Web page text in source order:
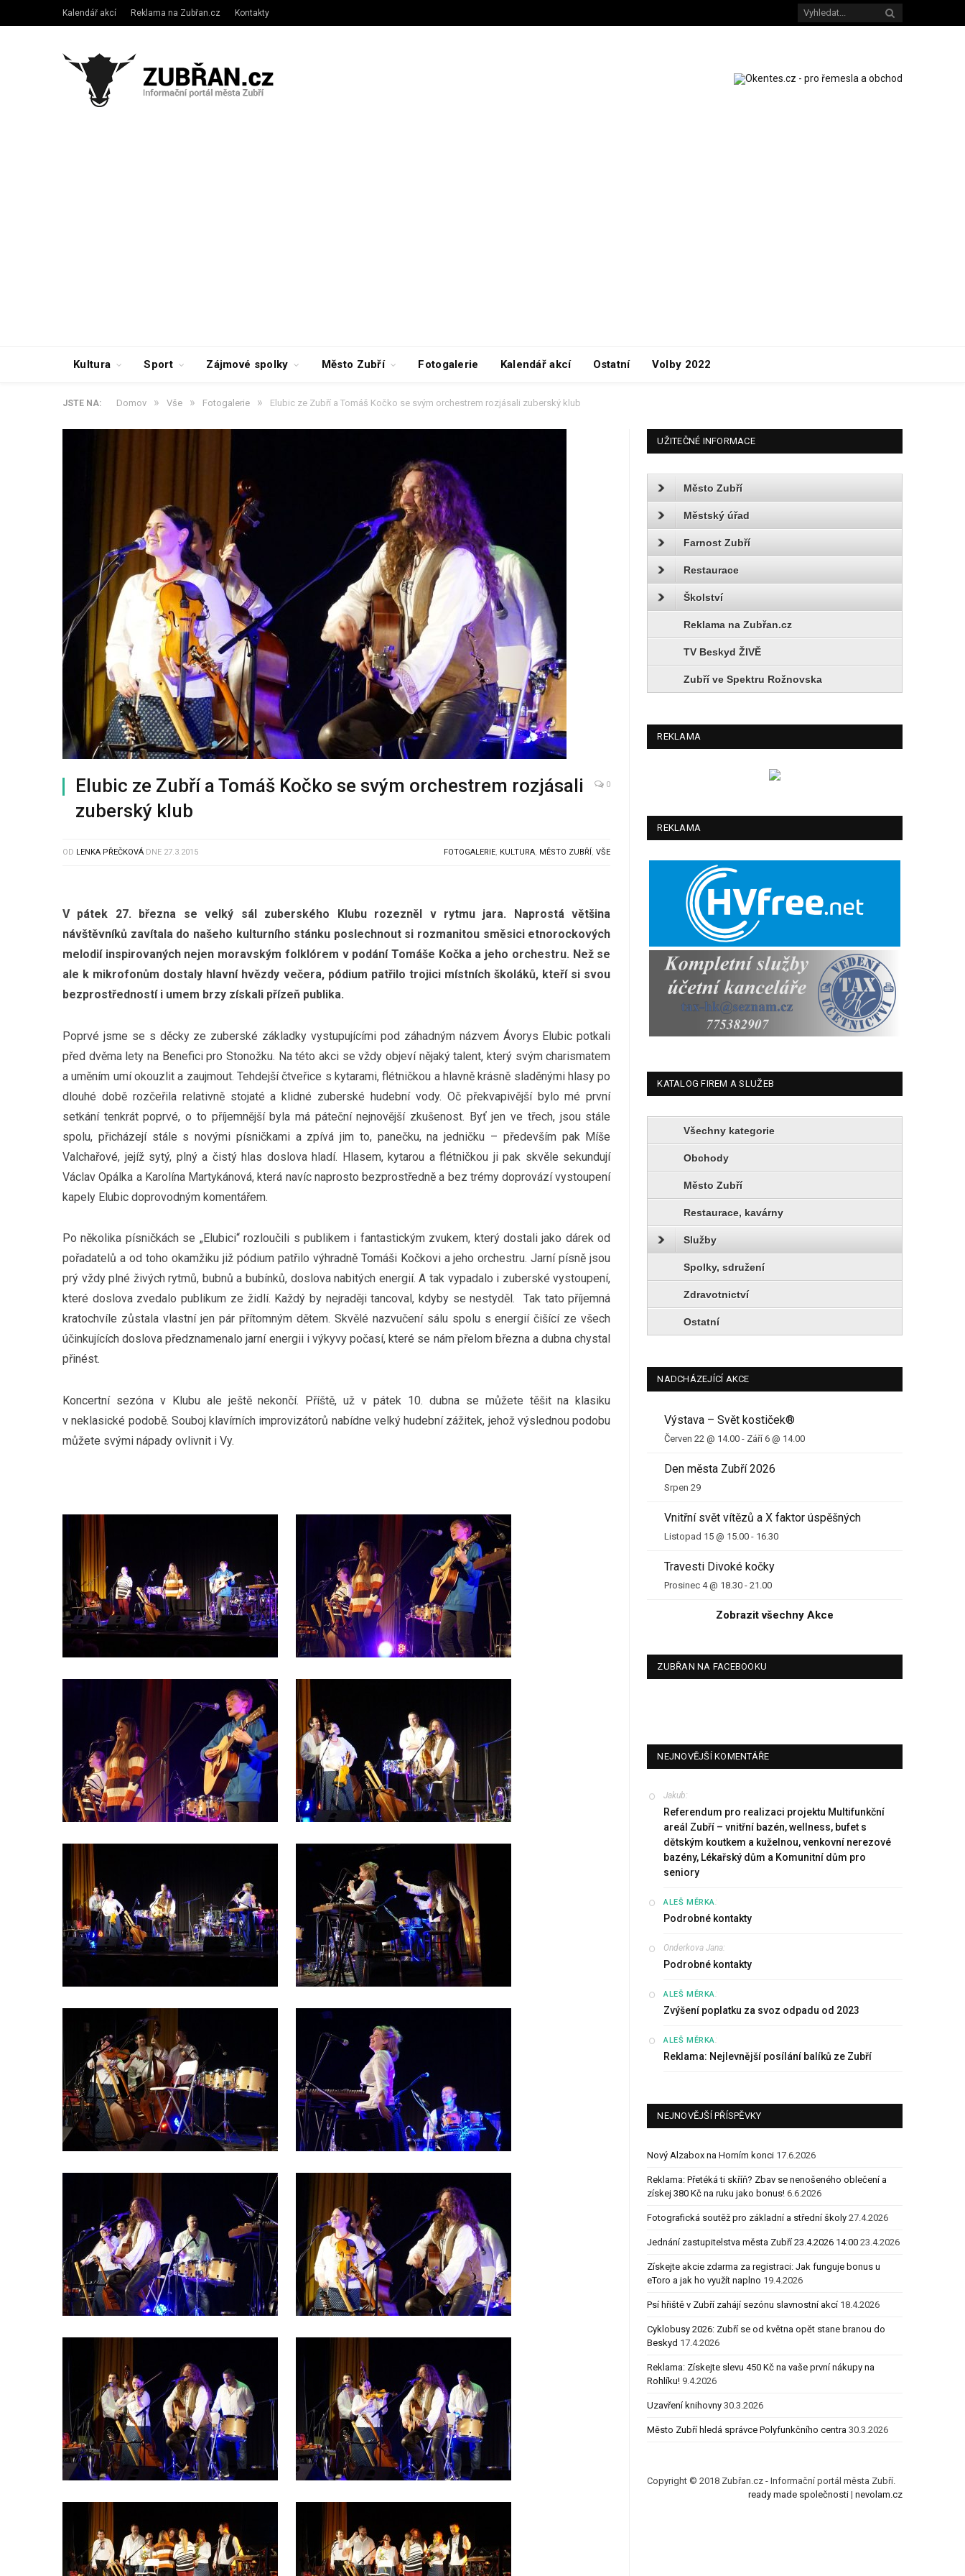
Kalendář akcí Reklama na Zubřan.cz Kontakty
Kultura Sport Zájmové spolky Město Zubří Fotogalerie Kalendář akcí Ostatní Volby 2022
JSTE NA: Domov » Vše » Fotogalerie » Elubic ze Zubří a Tomáš Kočko se svým orchestrem rozjásali zuberský klub
Elubic ze Zubří a Tomáš Kočko se svým orchestrem rozjásali
zuberský klub
0
OD LENKA PŘEČKOVÁ DNE 27.3.2015 FOTOGALERIE, KULTURA, MĚSTO ZUBŘÍ,VŠE
V pátek 27. března se velký sál zuberského Klubu rozezněl v rytmu jara. Naprostá většina
návštěvníků zavítala do našeho kulturního stánku poslechnout si rozmanitou směsici etnorockových
melodií inspirovaných nejen moravským folklórem v podání Tomáše Kočka a jeho orchestru. Než se
ale k mikrofonům dostaly hlavní hvězdy večera, pódium patřilo trojici místních školáků, kteří si svou
bezprostředností i umem brzy získali přízeň publika.
Poprvé jsme se s děcky ze zuberské základky vystupujícími pod záhadným názvem Ávorys Elubic potkali
před dvěma lety na Benefici pro Stonožku. Na této akci se vždy objeví nějaký talent, který svým charismatem
a uměním umí okouzlit a zaujmout. Tehdejší čtveřice s kytarami, flétničkou a hlavně krásně sladěnými hlasy po
dlouhé době rozčeřila relativně stojaté a klidné zuberské hudební vody. Oč překvapivější bylo mé první
setkání tenkrát poprvé, o to příjemnější byla má páteční nejnovější zkušenost. Byť jen ve třech, jsou stále
spolu, přicházejí stále s novými písničkami a zpívá jim to, panečku, na jedničku – především pak Míše
Valchařové, jejíž sytý, plný a čistý hlas doslova hladí. Hlasem, kytarou a flétničkou ji pak skvěle sekundují
Václav Opálka a Karolína Martykánová, která navíc naprosto bezprostředně a bez trémy doprovází vystoupení
kapely Elubic doprovodným komentářem.
Po několika písničkách se „Elubici“ rozloučili s publikem i fantastickým zvukem, který dostali jako dárek od
pořadatelů a od toho okamžiku již pódium patřilo výhradně Tomáši Kočkovi a jeho orchestru. Jarní písně jsou
prý vždy plné živých rytmů, bubnů a bubínků, doslova nabitých energií. A tak vypadalo i zuberské vystoupení,
které doslova zvedalo publikum ze židlí. Každý by nejraději tancoval, kdyby se nestyděl. Tak tato příjemná
kratochvíle zůstala vlastní jen pár přítomným dětem. Skvělé nazvučení sálu spolu s energií čišící ze všech
účinkujících doslova předznamenalo jarní energii i výkyvy počasí, které se nám přelom března a dubna chystal
přinést.
Koncertní sezóna v Klubu ale ještě nekončí. Příště, už v pátek 10. dubna se můžete těšit na klasiku
v neklasické podobě. Souboj klavírních improvizátorů nabídne velký hudební zážitek, jehož výslednou podobu
můžete svými nápady ovlivnit i Vy.
UŽITEČNÉ INFORMACE
Město Zubří
Městský úřad
Farnost Zubří
Restaurace
Školství
Reklama na Zubřan.cz
TV Beskyd ŽIVĚ
Zubří ve Spektru Rožnovska
REKLAMA
REKLAMA
KATALOG FIREM A SLUŽEB
Všechny kategorie
Obchody
Město Zubří
Restaurace, kavárny
Služby
Spolky, sdružení
Zdravotnictví
Ostatní
NADCHÁZEJÍCÍ AKCE
Výstava – Svět kostiček®
Červen 22 @ 14.00 - Září 6 @ 14.00
Den města Zubří 2026
Srpen 29
Vnitřní svět vítězů a X faktor úspěšných
Listopad 15 @ 15.00 - 16.30
Travesti Divoké kočky
Prosinec 4 @ 18.30 -21.00
Zobrazit všechny Akce
ZUBŘAN NA FACEBOOKU
NEJNOVĚJŠÍ KOMENTÁŘE
Jakub:
Referendum pro realizaci projektu Multifunkční
areál Zubří – vnitřní bazén, wellness, bufet s
dětským koutkem a kuželnou, venkovní nerezové
bazény, Lékařský dům a Komunitní dům pro
seniory
ALEŠ MĚRKA:
Podrobné kontakty
Onderkova Jana:
Podrobné kontakty
ALEŠ MĚRKA:
Zvýšení poplatku za svoz odpadu od 2023
ALEŠ MĚRKA:
Reklama: Nejlevnější posílání balíků ze Zubří
NEJNOVĚJŠÍ PŘÍSPĚVKY
Nový Alzabox na Horním konci 17.6.2026
Reklama: Přetéká ti skříň? Zbav se nenošeného oblečení a
získej 380 Kč na ruku jako bonus! 6.6.2026
Fotografická soutěž pro základní a střední školy 27.4.2026
Jednání zastupitelstva města Zubří 23.4.2026 14:00 23.4.2026
Získejte akcie zdarma za registraci: Jak funguje bonus u
eToro a jak ho využít naplno 19.4.2026
Psí hřiště v Zubří zahájí sezónu slavnostní akcí 18.4.2026
Cyklobusy 2026: Zubří se od května opět stane branou do
Beskyd 17.4.2026
Reklama: Získejte slevu 450 Kč na vaše první nákupy na
Rohlíku! 9.4.2026
Uzavření knihovny 30.3.2026
Město Zubří hledá správce Polyfunkčního centra 30.3.2026
Copyright © 2018 Zubřan.cz - Informační portál města Zubří.
ready made společnosti| nevolam.cz